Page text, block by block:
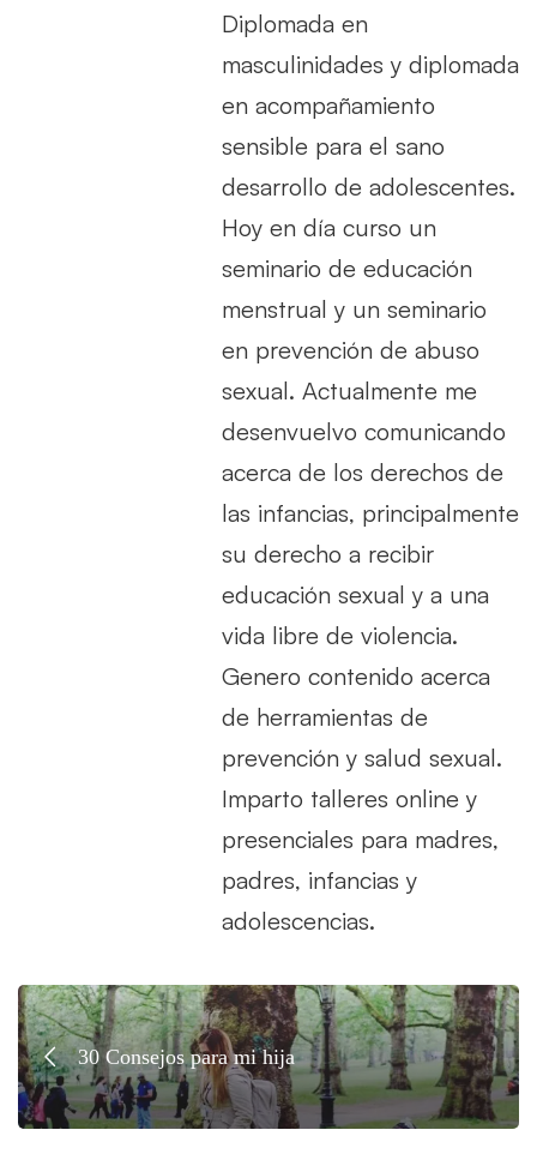
Diplomada en
masculinidades y diplomada
en acompañamiento
sensible para el sano
desarrollo de adolescentes.
Hoy en día curso un
seminario de educación
menstrual y un seminario
en prevención de abuso
sexual. Actualmente me
desenvuelvo comunicando
acerca de los derechos de
las infancias, principalmente
su derecho a recibir
educación sexual y a una
vida libre de violencia.
Genero contenido acerca
de herramientas de
prevención y salud sexual.
Imparto talleres online y
presenciales para madres,
padres, infancias y
adolescencias.
30 Consejos para mi hija